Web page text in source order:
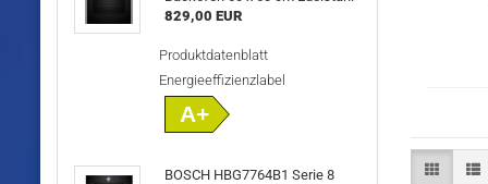
829,00 EUR
Produktdatenblatt
Energieeffizienzlabel
A+
BOSCH HBG7764B1 Serie 8